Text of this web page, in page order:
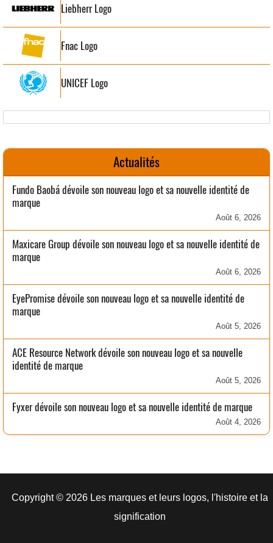
Liebherr Logo
Fnac Logo
UNICEF Logo
Actualités
Fundo Baobá dévoile son nouveau logo et sa nouvelle identité de
marque
Août 6, 2026
Maxicare Group dévoile son nouveau logo et sa nouvelle identité de
marque
Août 6, 2026
EyePromise dévoile son nouveau logo et sa nouvelle identité de
marque
Août 5, 2026
ACE Resource Network dévoile son nouveau logo et sa nouvelle
identité de marque
Août 5, 2026
Fyxer dévoile son nouveau logo et sa nouvelle identité de marque
Août 4, 2026
Copyright © 2026 Les marques et leurs logos, l'histoire et la
signification